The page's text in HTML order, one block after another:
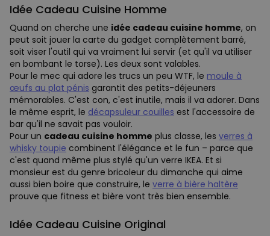
Idée Cadeau Cuisine Homme
Quand on cherche une idée cadeau cuisine homme, on
peut soit jouer la carte du gadget complètement barré,
soit viser l'outil qui va vraiment lui servir (et qu'il va utiliser
en bombant le torse). Les deux sont valables.
Pour le mec qui adore les trucs un peu WTF, le moule à
œufs au plat pénis garantit des petits-déjeuners
mémorables. C'est con, c'est inutile, mais il va adorer. Dans
le même esprit, le décapsuleur couilles est l'accessoire de
bar qu'il ne savait pas vouloir.
Pour un cadeau cuisine homme plus classe, les verres à
whisky toupie combinent l'élégance et le fun – parce que
c'est quand même plus stylé qu'un verre IKEA. Et si
monsieur est du genre bricoleur du dimanche qui aime
aussi bien boire que construire, le verre à bière haltère
prouve que fitness et bière vont très bien ensemble.
Idée Cadeau Cuisine Original